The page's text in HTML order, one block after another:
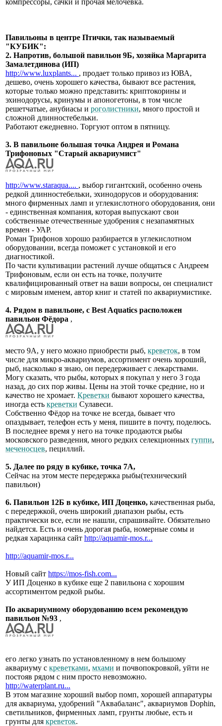
Павильоны в центре Птички, так называемый
"КУБИК":
2. Напротив, большой павильон 9Б, хозяйка Маргарита
Замалетдинова (ИП)
http://www.luxplants... , продает только привоз из ЮВА,
дешево, очень хорошего качества, бывают все растения,
которые только можно представить: криптокорины и
эхинодорусы, кринумы и апоногетоны, в том числе
решетчатые, анубиасы и роголистники, много простой и
сложной длинностебельки.
Работают ежедневно. Торгуют оптом в пятницу.
3. В павильоне большая точка Андрея и Романа
Трифоновых "Старый аквариумист"
http://www.staraqua.... , выбор гигантский, особенно очень
редкой длинностебельки, эхинодорусов и оборудования:
много фирменных ламп и углекислотного оборудования, они
- единственная компания, которая выпускают свои
собственные отечественные удобрения с незапамятных
времен - УАР.
Роман Трифонов хорошо разбирается в углекислотном
оборудовании, всегда поможет с установкой и его
диагностикой.
По части культивации растений лучше общаться с Андреем
Трифоновым, если он есть на точке, получите
квалифицированный ответ на ваши вопросы, он специалист
с мировым именем, автор книг и статей по аквариумистике.
4. Рядом в павильоне, с Best Aquatics расположен
павильон Фёдора ,
место 9А, у него можно приобрести рыб, креветок, в том
числе для микро-аквариумов, ассортимент очень хороший,
рыб, насколько я знаю, он передерживает с лекарствами.
Могу сказать, что рыбы, которых я покупал у него 3 года
назад, до сих пор живы. Цены на этой точке средние, но и
качество не хромает. Креветки бывают хорошего качества,
иногда есть креветки Сулавеси.
Собственно Фёдор на точке не всегда, бывает что
опаздывает, телефон есть у меня, пишите в почту, поделюсь.
В последнее время у него на точке продаются рыбы
московского разведения, много редких селекционных гуппи,
меченосцев, пециллий.
5. Далее по ряду в кубике, точка 7А,
Сейчас на этом месте передержка рыбы(технический
павильон)
6. Павильон 12Б в кубике, ИП Доценко, качественная рыба,
с передержкой, очень широкий диапазон рыбы, есть
практически все, если не нашли, спрашивайте. Обязательно
найдется. Есть и очень дорогая рыба, номерные сомы и
редкая харацинка сайт http://aquamir-mos.r...
http://aquamir-mos.r...
Новый сайт https://mos-fish.com...
У ИП Доценко в кубике еще 2 павильона с хорошим
ассортиментом редкой рыбы.
По аквариумному оборудованию всем рекомендую
павильон №93 ,
его легко узнать по установленному в нем большому
аквариуму с креветками, мхами и почвопокровкой, уйти не
постояв рядом с ним просто невозможно.
http://waterplant.ru...
В этом магазине хороший выбор помп, хорошей аппаратуры
для аквариума, удобрений "Аквабаланс", аквариумов Dophin,
светильников, фирменных ламп, грунты любые, есть и
грунты для креветок.